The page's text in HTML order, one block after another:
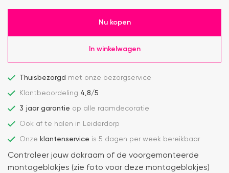
Nu kopen
In winkelwagen
Thuisbezorgd met onze bezorgservice
Klantbeoordeling 4,8/5
3 jaar garantie op alle raamdecoratie
Ook af te halen in Leiderdorp
Onze klantenservice is 5 dagen per week bereikbaar
Controleer jouw dakraam of de voorgemonteerde
montageblokjes (zie foto voor deze montageblokjes)